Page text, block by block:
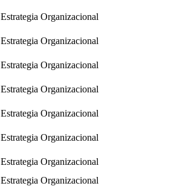
Comercio al Detalle
Transformación de la Industria del
Comercio al Detalle
Transformación de la Industria del
Comercio al Detalle
Transformación de la Industria del
Comercio al Detalle
Transformación de la Industria del
Comercio al Detalle
Transformación de la Industria del
Comercio al Detalle
Transformación de la Industria del
Comercio al Detalle
Transformación de la Industria del
Comercio al Detalle
Estrategia Organizacional
Estrategia Organizacional
Estrategia Organizacional
Estrategia Organizacional
Estrategia Organizacional
Estrategia Organizacional
Estrategia Organizacional
Estrategia Organizacional